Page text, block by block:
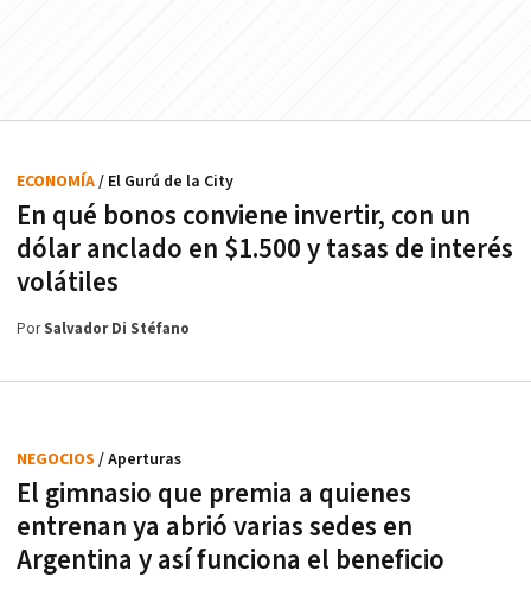
En qué bonos conviene invertir, con un
dólar anclado en $1.500 y tasas de interés
volátiles
ECONOMÍA/ El Gurú de la City
PorSalvador Di Stéfano
El gimnasio que premia a quienes
entrenan ya abrió varias sedes en
Argentina y así funciona el beneficio
NEGOCIOS / Aperturas